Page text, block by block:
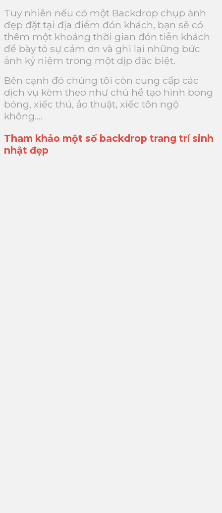
Tuy nhiên nếu có một Backdrop chụp ảnh
đẹp đặt tại địa điểm đón khách, bạn sẽ có
thêm một khoảng thời gian đón tiễn khách
để bày tỏ sự cảm ơn và ghi lại những bức
ảnh kỷ niệm trong một dịp đặc biệt.
Bên cạnh đó chúng tôi còn cung cấp các
dịch vụ kèm theo như chú hề tạo hình bong
bóng, xiếc thú, ảo thuật, xiếc tôn ngộ
không….
Tham khảo một số backdrop trang trí sinh
nhật đẹp